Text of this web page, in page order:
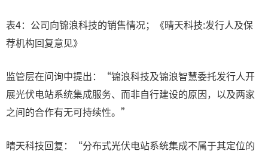
表4：公司向锦浪科技的销售情况；《晴天科技:发行人及保
荐机构回复意见》
监管层在问询中提出：“锦浪科技及锦浪智慧委托发行人开
展光伏电站系统集成服务、而非自行建设的原因，以及两家
之间的合作有无可持续性。”
晴天科技回复：“分布式光伏电站系统集成不属于其定位的